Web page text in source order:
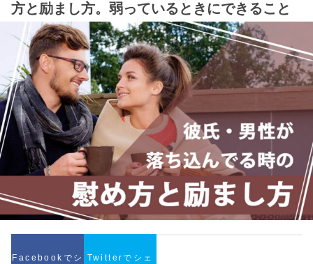
方と励まし方。弱っているときにできること
Facebookでシ
Twitterでシェ